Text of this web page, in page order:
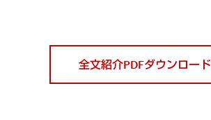
全文紹介PDFダウンロード